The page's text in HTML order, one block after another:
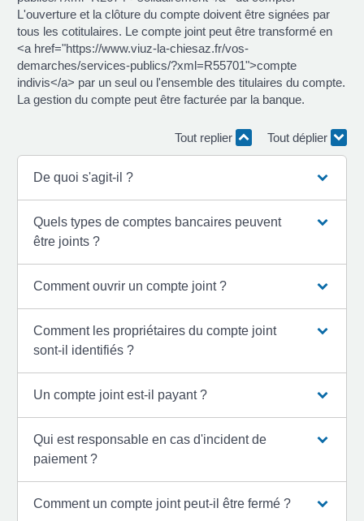
L'ouverture et la clôture du compte doivent être signées par
tous les cotitulaires. Le compte joint peut être transformé en
<a href="https://www.viuz-la-chiesaz.fr/vos-
demarches/services-publics/?xml=R55701">compte
indivis</a> par un seul ou l'ensemble des titulaires du compte.
La gestion du compte peut être facturée par la banque.
Tout replier Tout déplier
De quoi s'agit-il ?
Quels types de comptes bancaires peuvent
être joints ?
Comment ouvrir un compte joint ?
Comment les propriétaires du compte joint
sont-il identifiés ?
Un compte joint est-il payant ?
Qui est responsable en cas d'incident de
paiement ?
Comment un compte joint peut-il être fermé ?